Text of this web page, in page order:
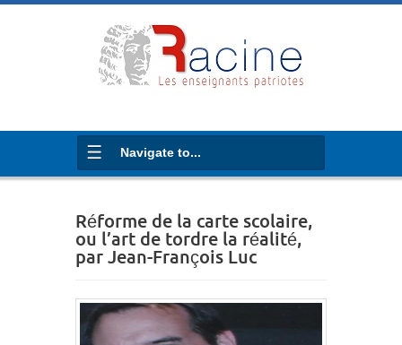
Navigate to...
Réforme de la carte scolaire,
ou l’art de tordre la réalité,
par Jean-François Luc